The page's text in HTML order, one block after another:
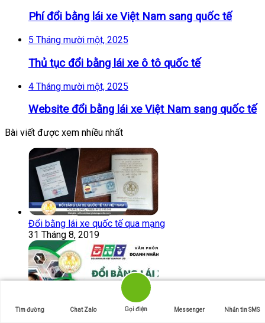
Phí đổi bằng lái xe Việt Nam sang quốc tế
5 Tháng mười một, 2025
Thủ tục đổi bằng lái xe ô tô quốc tế
4 Tháng mười một, 2025
Website đổi bằng lái xe Việt Nam sang quốc tế
Bài viết được xem nhiều nhất
Đổi bằng lái xe quốc tế qua mạng
31 Tháng 8, 2019
Tìm đường Chat Zalo Gọi điện Messenger Nhắn tin SMS